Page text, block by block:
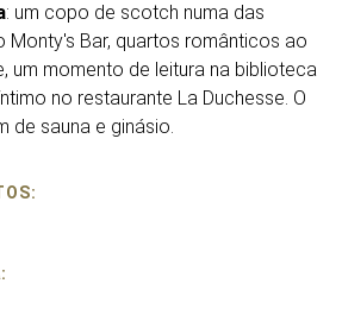
: um copo de scotch numa das
Monty's Bar, quartos românticos ao
um momento de leitura na biblioteca
no restaurante La Duchesse. O
de sauna e ginásio.